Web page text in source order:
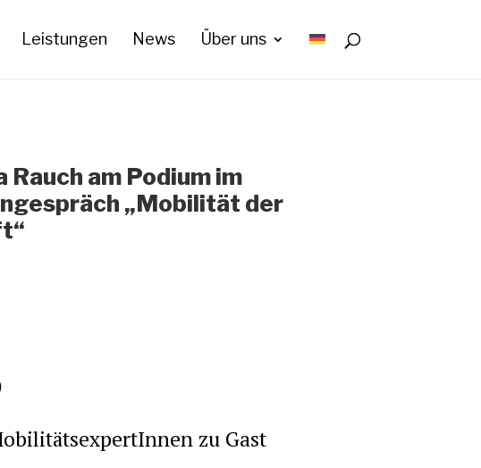
Leistungen News Über uns
Rauch am Podium im
„Mobilität der
zu Gast